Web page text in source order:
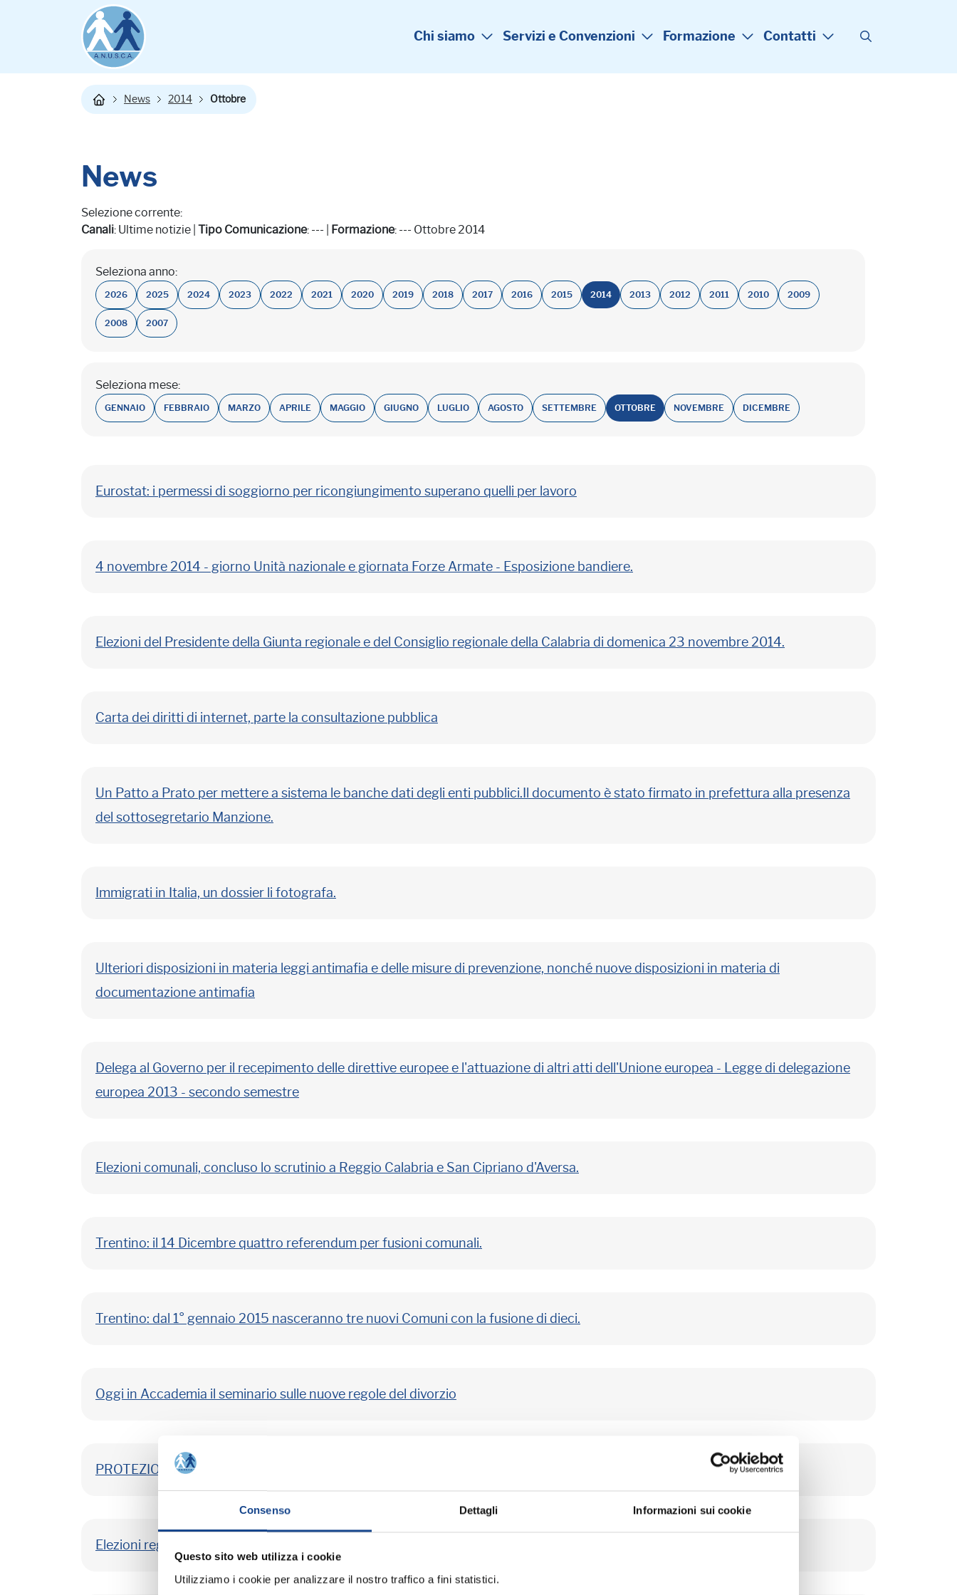
Consenso Dettagli Informazioni sui cookie
Questo sito web utilizza i cookie
Utilizziamo i cookie per analizzare il nostro traffico a fini statistici.
Chi siamo Servizi e Convenzioni Formazione Contatti
News 2014 Ottobre
News
Selezione corrente:
Canali: Ultime notizie | Tipo Comunicazione: --- | Formazione: --- Ottobre 2014
Seleziona anno:
2026 2025 2024 2023 2022 2021 2020 2019 2018 2017 2016 2015 2014 2013 2012 2011 2010 2009
2008 2007
Seleziona mese:
GENNAIO FEBBRAIO MARZO APRILE MAGGIO GIUGNO LUGLIO AGOSTO SETTEMBRE OTTOBRE NOVEMBRE DICEMBRE
Eurostat: i permessi di soggiorno per ricongiungimento superano quelli per lavoro
4 novembre 2014 - giorno Unità nazionale e giornata Forze Armate - Esposizione bandiere.
Elezioni del Presidente della Giunta regionale e del Consiglio regionale della Calabria di domenica 23 novembre 2014.
Carta dei diritti di internet, parte la consultazione pubblica
Un Patto a Prato per mettere a sistema le banche dati degli enti pubblici.Il documento è stato firmato in prefettura alla presenza
del sottosegretario Manzione.
Immigrati in Italia, un dossier li fotografa.
Ulteriori disposizioni in materia leggi antimafia e delle misure di prevenzione, nonché nuove disposizioni in materia di
documentazione antimafia
Delega al Governo per il recepimento delle direttive europee e l'attuazione di altri atti dell'Unione europea - Legge di delegazione
europea 2013 - secondo semestre
Elezioni comunali, concluso lo scrutinio a Reggio Calabria e San Cipriano d'Aversa.
Trentino: il 14 Dicembre quattro referendum per fusioni comunali.
Trentino: dal 1° gennaio 2015 nasceranno tre nuovi Comuni con la fusione di dieci.
Oggi in Accademia il seminario sulle nuove regole del divorzio
PROTEZIONE DEI DATI E TRASPARENZA AMMINISTRATIVA
Elezioni regionali del 23 novembre 2014. Comunicazione dati con la procedura elettorale informatica.